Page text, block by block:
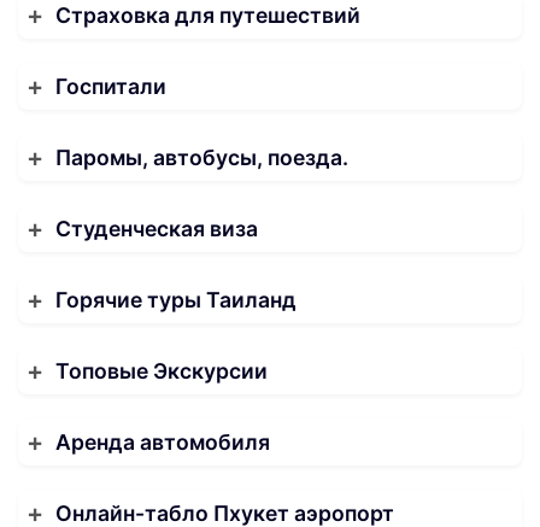
Страховка для путешествий
Госпитали
Паромы, автобусы, поезда.
Студенческая виза
Горячие туры Таиланд
Топовые Экскурсии
Аренда автомобиля
Онлайн-табло Пхукет аэропорт